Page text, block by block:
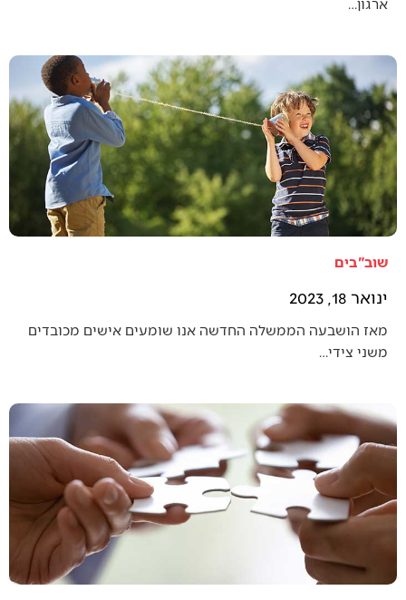
שוב"בים
ינואר 18, 2023
מאז הושבעה הממשלה החדשה אנו שומעים אישים מכובדים
משני צידי…